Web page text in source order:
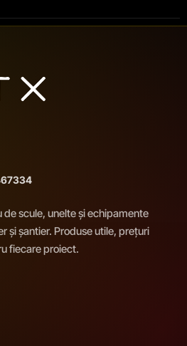
scule, unelte și echipamente
și șantier. Produse utile, prețuri
fiecare proiect.